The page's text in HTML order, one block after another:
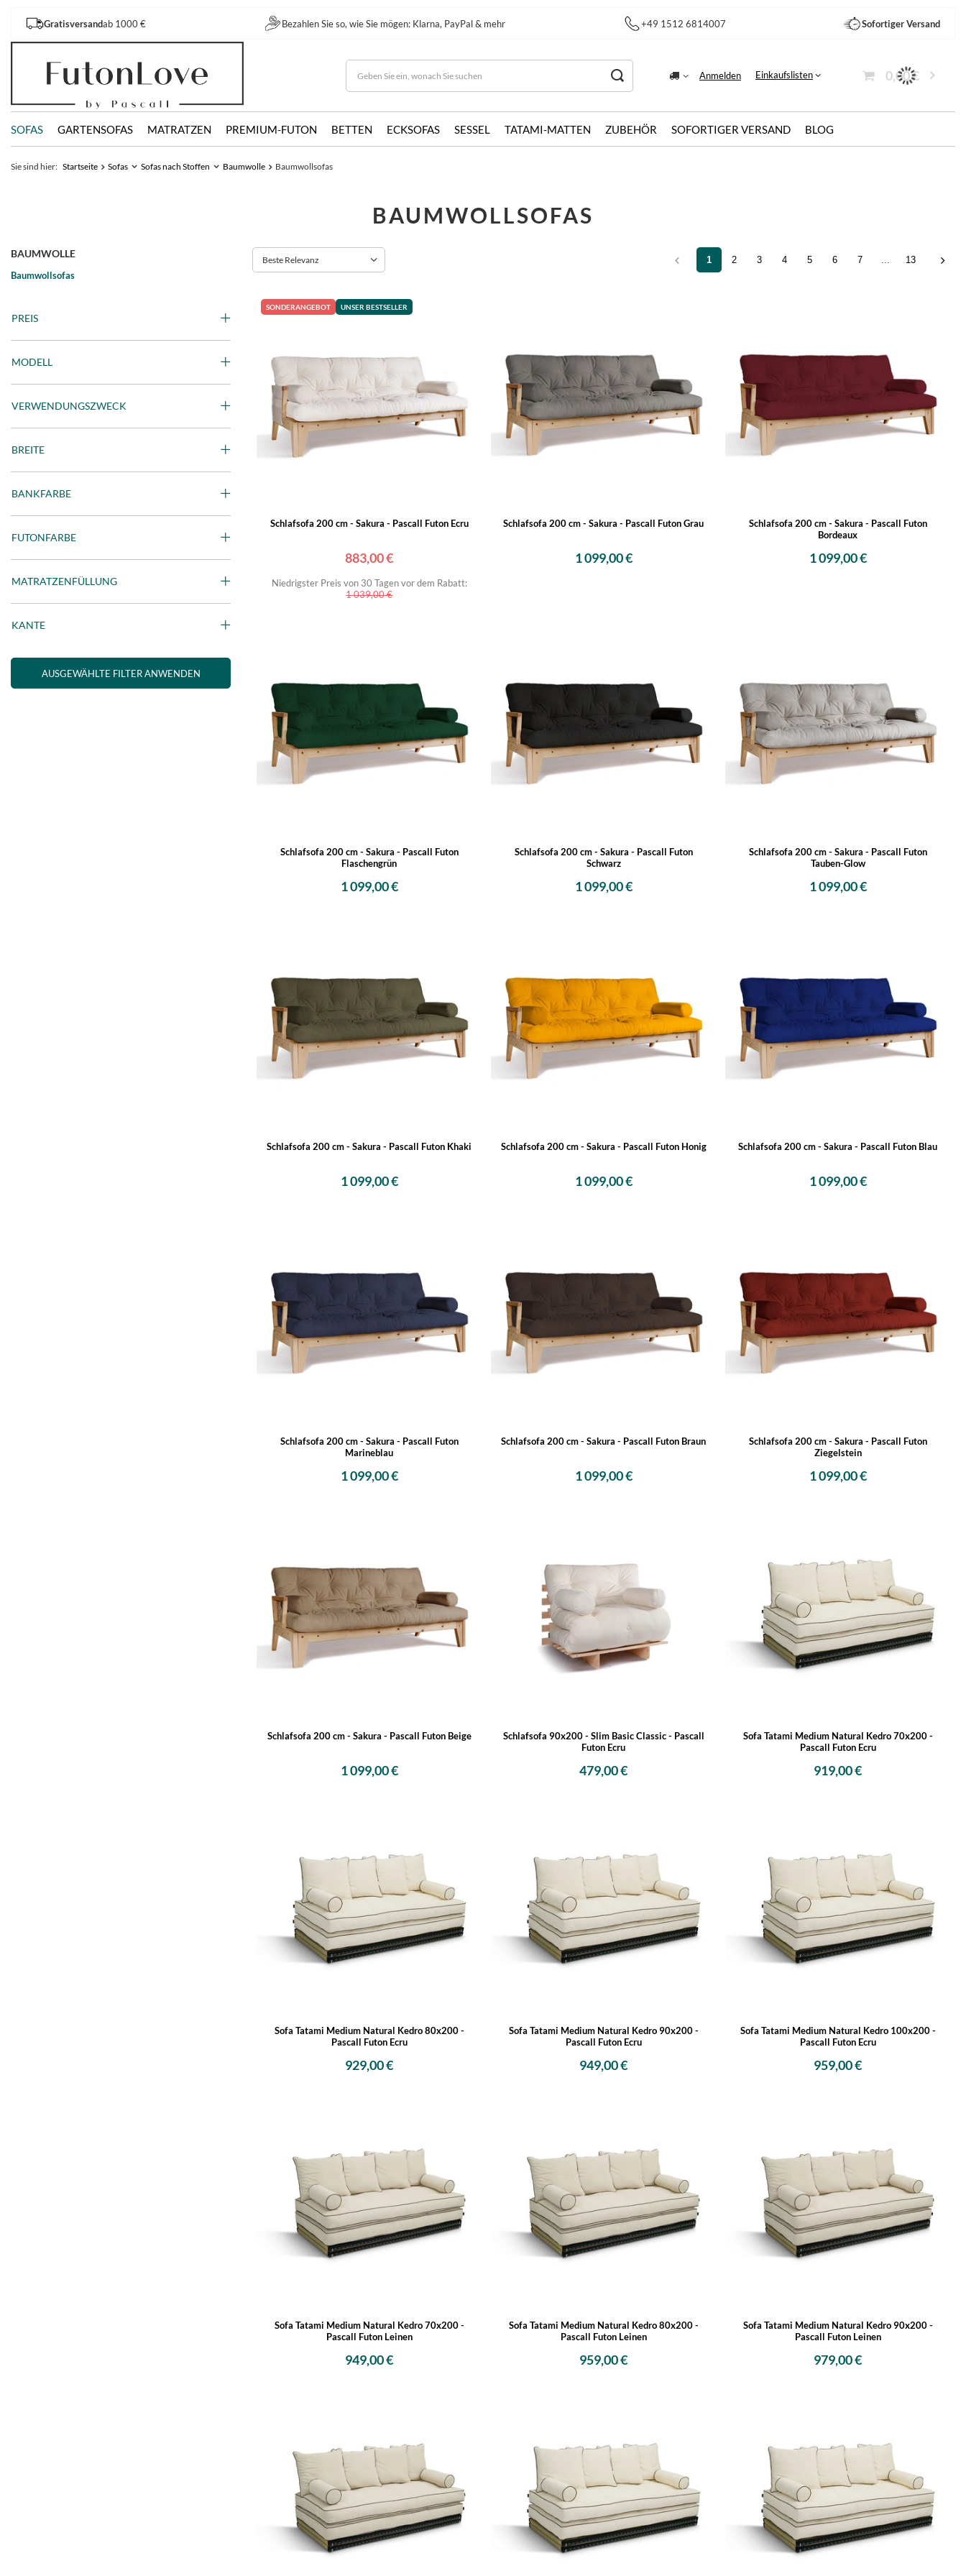
Gratisversandab 1000 € Bezahlen Sie so, wie Sie mögen: Klarna, PayPal & mehr +49 1512 6814007 Sofortiger Versand
Anmelden Einkaufslisten 0,00 €
SOFAS GARTENSOFAS MATRATZEN PREMIUM-FUTON BETTEN ECKSOFAS SESSEL TATAMI-MATTEN ZUBEHÖR SOFORTIGER VERSAND BLOG
Sie sind hier: Startseite Sofas Sofas nach Stoffen Baumwolle Baumwollsofas
BAUMWOLLSOFAS
BAUMWOLLE
Baumwollsofas
PREIS
MODELL
VERWENDUNGSZWECK
BREITE
BANKFARBE
FUTONFARBE
MATRATZENFÜLLUNG
KANTE
AUSGEWÄHLTE FILTER ANWENDEN
Beste Relevanz 1 2 3 4 5 6 7 13
SONDERANGEBOT UNSER BESTSELLER
Schlafsofa 200 cm - Sakura - Pascall Futon Ecru
883,00 €
Niedrigster Preis von 30 Tagen vor dem Rabatt:
1 039,00 €
Schlafsofa 200 cm - Sakura - Pascall Futon Grau
1 099,00 €
Schlafsofa 200 cm - Sakura - Pascall Futon
Bordeaux
1 099,00 €
Schlafsofa 200 cm - Sakura - Pascall Futon
Flaschengrün
1 099,00 €
Schlafsofa 200 cm - Sakura - Pascall Futon
Schwarz
1 099,00 €
Schlafsofa 200 cm - Sakura - Pascall Futon
Tauben-Glow
1 099,00 €
Schlafsofa 200 cm - Sakura - Pascall Futon Khaki
1 099,00 €
Schlafsofa 200 cm - Sakura - Pascall Futon Honig
1 099,00 €
Schlafsofa 200 cm - Sakura - Pascall Futon Blau
1 099,00 €
Schlafsofa 200 cm - Sakura - Pascall Futon
Marineblau
1 099,00 €
Schlafsofa 200 cm - Sakura - Pascall Futon Braun
1 099,00 €
Schlafsofa 200 cm - Sakura - Pascall Futon
Ziegelstein
1 099,00 €
Schlafsofa 200 cm - Sakura - Pascall Futon Beige
1 099,00 €
Schlafsofa 90x200 - Slim Basic Classic - Pascall
Futon Ecru
479,00 €
Sofa Tatami Medium Natural Kedro 70x200 -
Pascall Futon Ecru
919,00 €
Sofa Tatami Medium Natural Kedro 80x200 -
Pascall Futon Ecru
929,00 €
Sofa Tatami Medium Natural Kedro 90x200 -
Pascall Futon Ecru
949,00 €
Sofa Tatami Medium Natural Kedro 100x200 -
Pascall Futon Ecru
959,00 €
Sofa Tatami Medium Natural Kedro 70x200 -
Pascall Futon Leinen
949,00 €
Sofa Tatami Medium Natural Kedro 80x200 -
Pascall Futon Leinen
959,00 €
Sofa Tatami Medium Natural Kedro 90x200 -
Pascall Futon Leinen
979,00 €